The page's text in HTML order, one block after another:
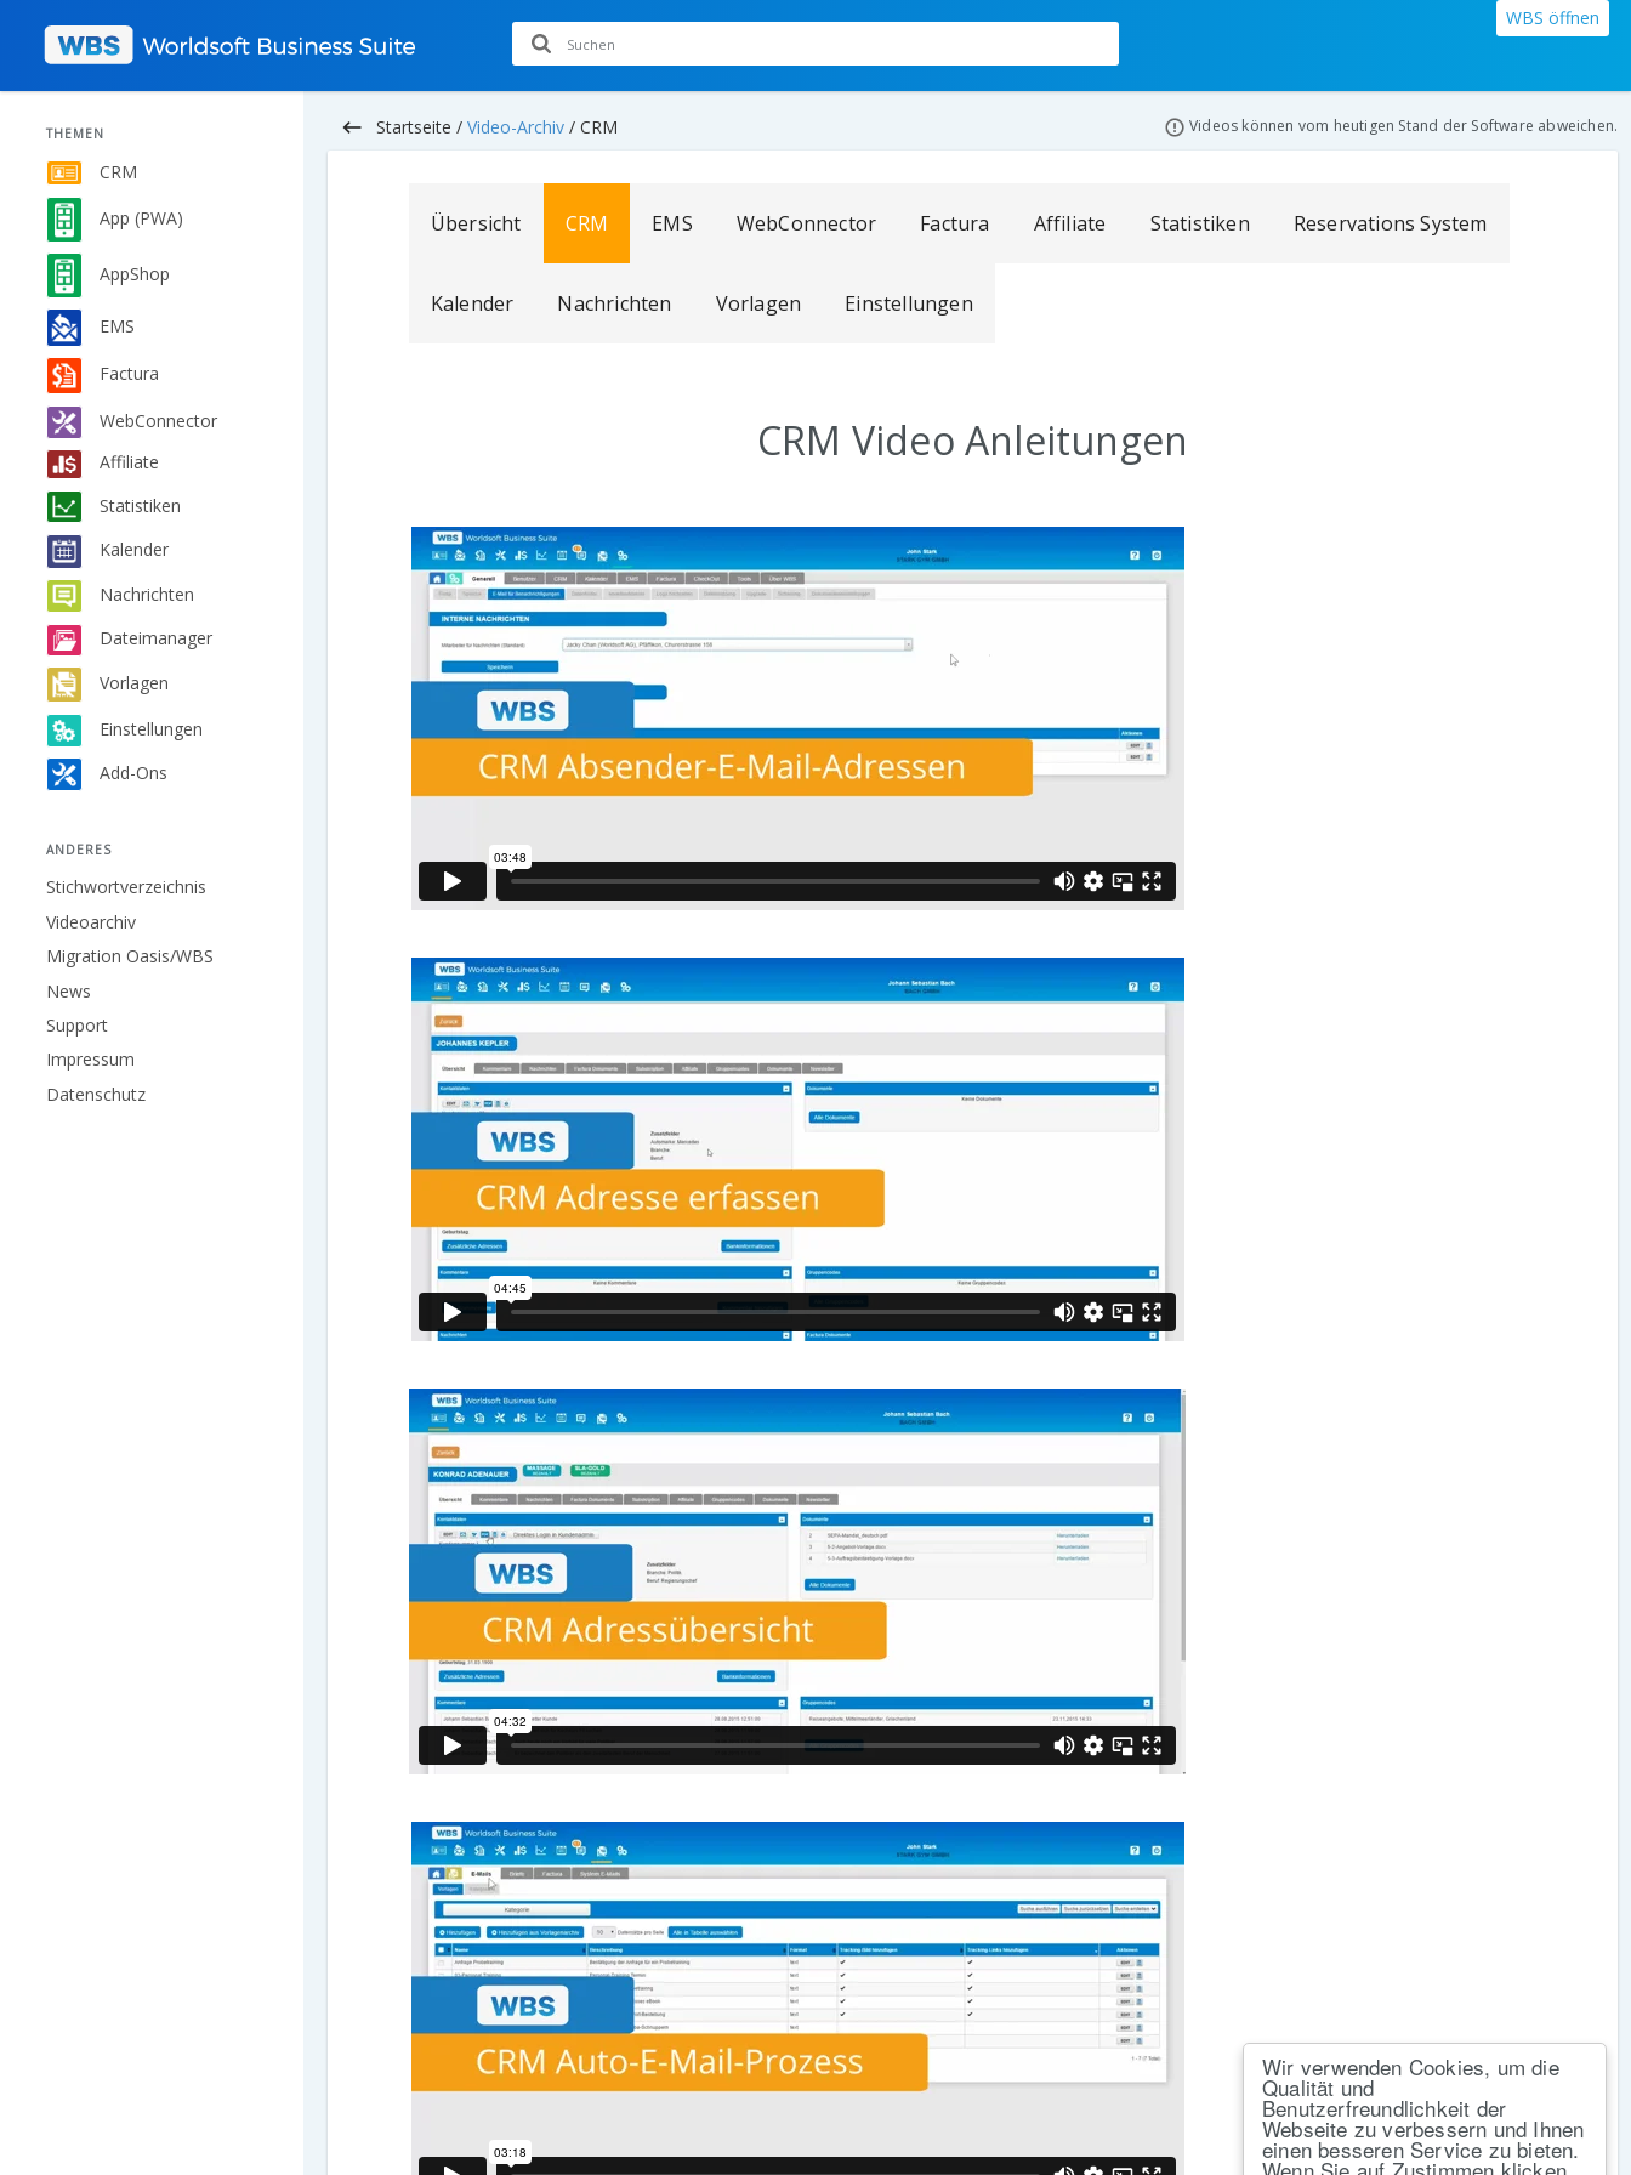
Wir verwenden Cookies, um die
Qualität und
Benutzerfreundlichkeit der
Webseite zu verbessern und Ihnen
einen besseren Service zu bieten.
WBS öffnen
THEMEN
CRM
App (PWA)
AppShop
EMS
Factura
WebConnector
Affiliate
Statistiken
Kalender
Nachrichten
Dateimanager
Vorlagen
Einstellungen
Add-Ons
ANDERES
Stichwortverzeichnis
Videoarchiv
Migration Oasis/WBS
News
Support
Impressum
Datenschutz
keyboard_backspace Startseite / Video-Archiv / CRM Videos können vom heutigen Stand der Software abweichen.
Übersicht CRM EMS WebConnector Factura Affiliate Statistiken Reservations System
Kalender Nachrichten Vorlagen Einstellungen
CRM Video Anleitungen